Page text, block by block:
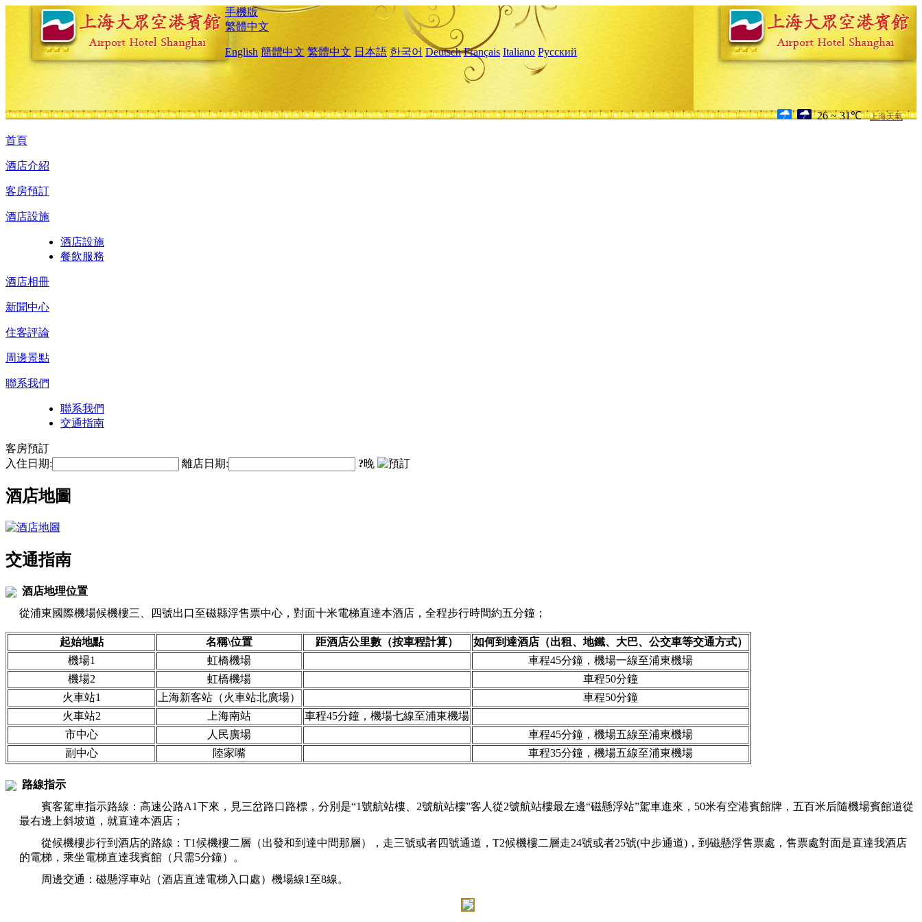
手機版
繁體中文
English 簡體中文 繁體中文 日本語 한국어 Deutsch Français Italiano Русский
26 ~ 31℃ 上海天氣
首頁
酒店介紹
客房預訂
酒店設施
酒店設施
餐飲服務
酒店相冊
新聞中心
住客評論
周邊景點
聯系我們
聯系我們
交通指南
客房預訂
入住日期:
離店日期: ?晚
酒店地圖
交通指南
酒店地理位置
從浦東國際機場候機樓三、四號出口至磁縣浮售票中心，對面十米電梯直達本酒店，全程步行時間約五分鐘；
起始地點 名稱\位置 距酒店公里數（按車程計算）
如何到達酒店（出租、地鐵、大巴、公交車等交通方式）
機場1
虹橋機場
車程45分鐘，機場一線至浦東機場
機場2
虹橋機場
車程50分鐘
火車站1
上海新客站（火車站北廣場）
車程50分鐘
火車站2
上海南站
車程45分鐘，機場七線至浦東機場
市中心
人民廣場
車程45分鐘，機場五線至浦東機場
副中心
陸家嘴 車程35分鐘，機場五線至浦東機場
路線指示
賓客駕車指示路線：高速公路A1下來，見三岔路口路標，分別是“1號航站樓、2號航站樓”客人從2號航站樓最左邊“磁懸浮站”駕車進來，50米有空港賓館牌，五百米后隨機場賓館道從
最右邊上斜坡道，就直達本酒店；
從候機樓步行到酒店的路線：T1候機樓二層（出發和到達中間那層），走三號或者四號通道，T2候機樓二層走24號或者25號(中步通道)，到磁懸浮售票處，售票處對面是直達我酒店
的電梯，乘坐電梯直達我賓館（只需5分鐘）。
周邊交通：磁懸浮車站（酒店直達電梯入口處）機場線1至8線。